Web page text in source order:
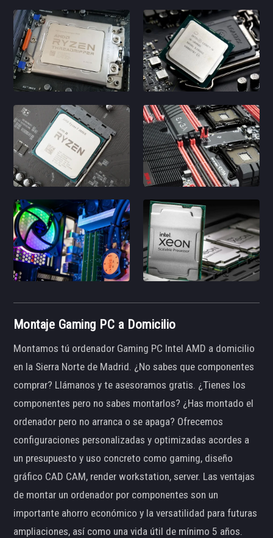
Montaje Gaming PC a Domicilio
Montamos tú ordenador Gaming PC Intel AMD a domicilio
en la Sierra Norte de Madrid. ¿No sabes que componentes
comprar? Llámanos y te asesoramos gratis. ¿Tienes los
componentes pero no sabes montarlos? ¿Has montado el
ordenador pero no arranca o se apaga? Ofrecemos
configuraciones personalizadas y optimizadas acordes a
un presupuesto y uso concreto como gaming, diseño
gráfico CAD CAM, render workstation, server. Las ventajas
de montar un ordenador por componentes son un
importante ahorro económico y la versatilidad para futuras
ampliaciones, así como una vida útil de mínimo 5 años.